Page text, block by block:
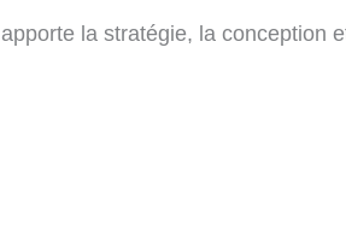
la stratégie, la conception